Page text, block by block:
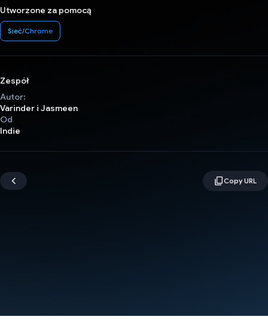
Utworzone za pomocą
Sieć/Chrome
Zespół
Autor:
Varinder i Jasmeen
Od
Indie